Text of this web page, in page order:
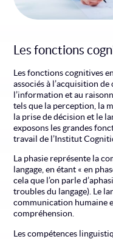
Les fonctions
Les fonctions cognitives
associés à l’acquisition
l’information et au
tels que la perception, la
la prise de décision et le
exposons les grandes
travail de l’Institut
La phasie représente la
langage, en étant « en
cela que l’on parle
troubles du langage). Le
communication humaine
compréhension.
Les compétences